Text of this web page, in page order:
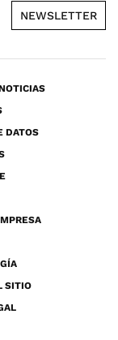
NEWSLETTER
DATOS
SITIO